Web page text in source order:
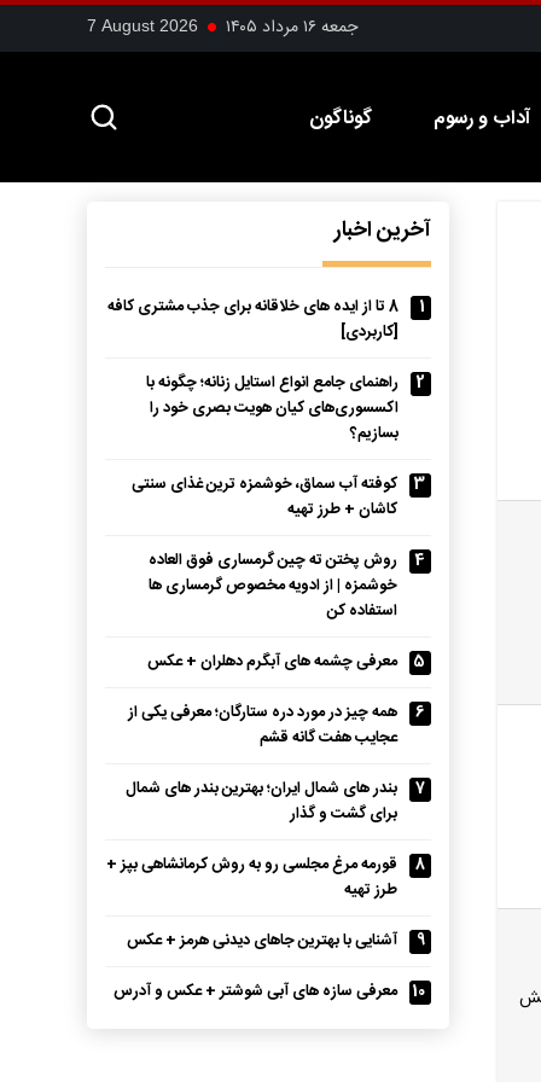
جمعه ۱۶ مرداد ۱۴۰۵ 7 August 2026
آداب و رسوم گوناگون
آخرین اخبار
1
8 تا از ایده های خلاقانه برای جذب مشتری کافه
[کاربردی]
2
راهنمای جامع انواع استایل زنانه؛ چگونه با
اکسسوری‌های کیان هویت بصری خود را
بسازیم؟
3
کوفته آب سماق، خوشمزه ترین غذای سنتی
کاشان + طرز تهیه
4
روش پختن ته چین گرمساری فوق العاده
خوشمزه | از ادویه مخصوص گرمساری ها
استفاده کن
5
معرفی چشمه های آبگرم دهلران + عکس
6
همه چیز در مورد دره ستارگان؛ معرفی یکی از
عجایب هفت گانه قشم
7
بندر های شمال ایران؛ بهترین بندر های شمال
برای گشت و گذار
8
قورمه مرغ مجلسی رو به روش کرمانشاهی بپز +
طرز تهیه
9
آشنایی با بهترین جاهای دیدنی هرمز + عکس
10
معرفی سازه های آبی شوشتر + عکس و آدرس